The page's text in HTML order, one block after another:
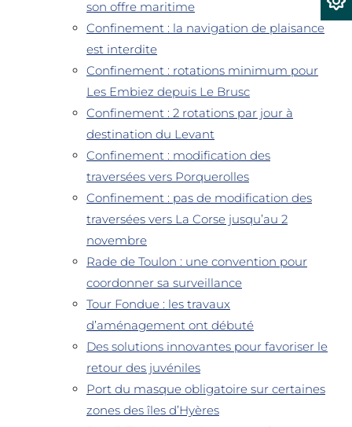
son offre maritime
Confinement : la navigation de plaisance
est interdite
Confinement : rotations minimum pour
Les Embiez depuis Le Brusc
Confinement : 2 rotations par jour à
destination du Levant
Confinement : modification des
traversées vers Porquerolles
Confinement : pas de modification des
traversées vers La Corse jusqu’au 2
novembre
Rade de Toulon : une convention pour
coordonner sa surveillance
Tour Fondue : les travaux
d’aménagement ont débuté
Des solutions innovantes pour favoriser le
retour des juvéniles
Port du masque obligatoire sur certaines
zones des îles d’Hyères